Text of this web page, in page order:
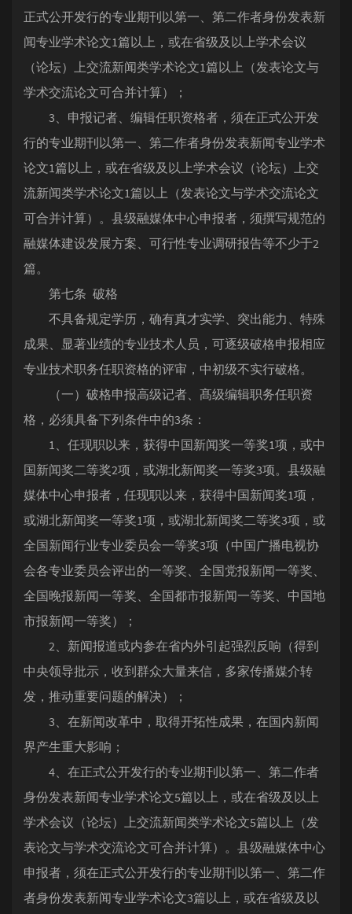
正式公开发行的专业期刊以第一、第二作者身份发表新
闻专业学术论文1篇以上，或在省级及以上学术会议
（论坛）上交流新闻类学术论文1篇以上（发表论文与
学术交流论文可合并计算）；
3、申报记者、编辑任职资格者，须在正式公开发
行的专业期刊以第一、第二作者身份发表新闻专业学术
论文1篇以上，或在省级及以上学术会议（论坛）上交
流新闻类学术论文1篇以上（发表论文与学术交流论文
可合并计算）。县级融媒体中心申报者，须撰写规范的
融媒体建设发展方案、可行性专业调研报告等不少于2
篇。
第七条 破格
不具备规定学历，确有真才实学、突出能力、特殊
成果、显著业绩的专业技术人员，可逐级破格申报相应
专业技术职务任职资格的评审，中初级不实行破格。
（一）破格申报高级记者、髙级编辑职务任职资
格，必须具备下列条件中的3条：
1、任现职以来，获得中国新闻奖一等奖1项，或中
国新闻奖二等奖2项，或湖北新闻奖一等奖3项。县级融
媒体中心申报者，任现职以来，获得中国新闻奖1项，
或湖北新闻奖一等奖1项，或湖北新闻奖二等奖3项，或
全国新闻行业专业委员会一等奖3项（中国广播电视协
会各专业委员会评出的一等奖、全国党报新闻一等奖、
全国晚报新闻一等奖、全国都市报新闻一等奖、中国地
市报新闻一等奖）；
2、新闻报道或内参在省内外引起强烈反响（得到
中央领导批示，收到群众大量来信，多家传播媒介转
发，推动重要问题的解决）；
3、在新闻改革中，取得开拓性成果，在国内新闻
界产生重大影响；
4、在正式公开发行的专业期刊以第一、第二作者
身份发表新闻专业学术论文5篇以上，或在省级及以上
学术会议（论坛）上交流新闻类学术论文5篇以上（发
表论文与学术交流论文可合并计算）。县级融媒体中心
申报者，须在正式公开发行的专业期刊以第一、第二作
者身份发表新闻专业学术论文3篇以上，或在省级及以